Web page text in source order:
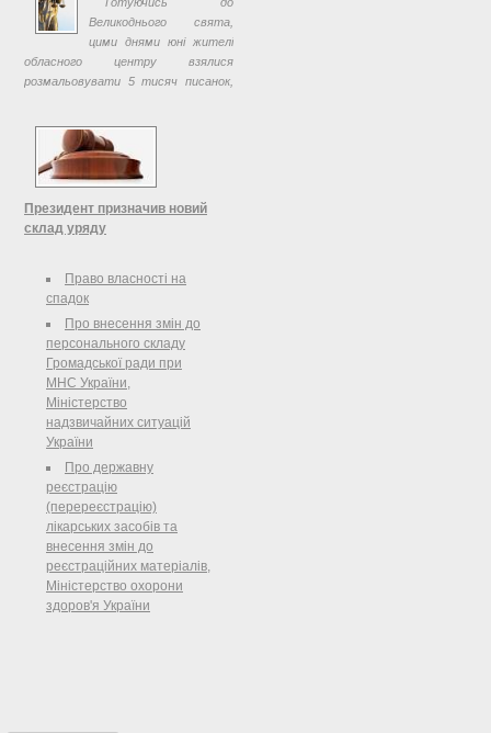
Великоднього свята,
цими днями юні жителі
обласного центру взялися
розмальовувати 5 тисяч писанок,
Парад вишиванок.
Президент призначив новий
склад уряду
події майже два з половиною тижні.
Аналітики, політологи, журналісти
один поперед одного висловлювали
різноманітні, часом
найсуперечливіші припущення щодо
Право власності на
спадок
Про внесення змін до
персонального складу
Громадської ради при
МНС України,
Міністерство
надзвичайних ситуацій
України
Про державну
реєстрацію
(перереєстрацію)
лікарських засобів та
внесення змін до
реєстраційних матеріалів,
Міністерство охорони
здоров'я України